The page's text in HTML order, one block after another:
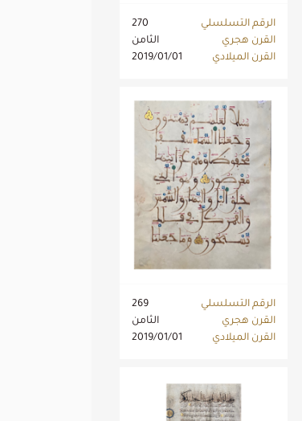
270
الرقم التسلسلي
الثامن
القرن هجري
2019/01/01
القرن الميلادي
269
الرقم التسلسلي
الثامن
القرن هجري
2019/01/01
القرن الميلادي